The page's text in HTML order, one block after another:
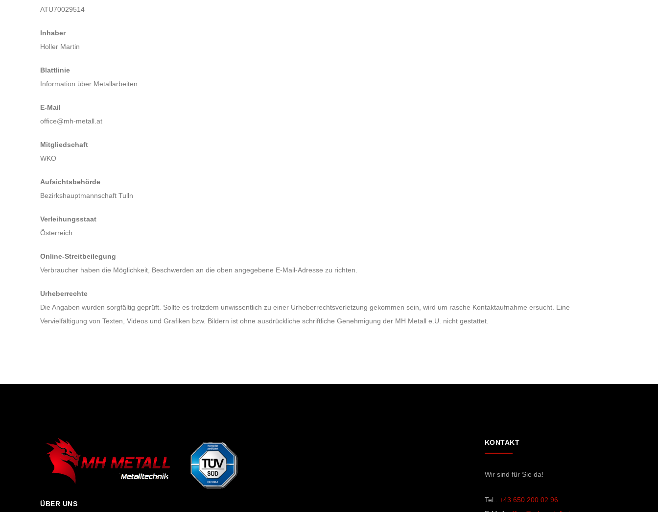
ATU70029514
Inhaber
Holler Martin
Blattlinie
Information über Metallarbeiten
E-Mail
office@mh-metall.at
Mitgliedschaft
WKO
Aufsichtsbehörde
Bezirkshauptmannschaft Tulln
Verleihungsstaat
Österreich
Online-Streitbeilegung
Verbraucher haben die Möglichkeit, Beschwerden an die oben angegebene E-Mail-Adresse zu richten.
Urheberrechte
Die Angaben wurden sorgfältig geprüft. Sollte es trotzdem unwissentlich zu einer Urheberrechtsverletzung gekommen sein, wird um rasche Kontaktaufnahme ersucht. Eine
Vervielfältigung von Texten, Videos und Grafiken bzw. Bildern ist ohne ausdrückliche schriftliche Genehmigung der MH Metall e.U. nicht gestattet.
ÜBER UNS
KONTAKT
Wir sind für Sie da!
Tel.: +43 650 200 02 96